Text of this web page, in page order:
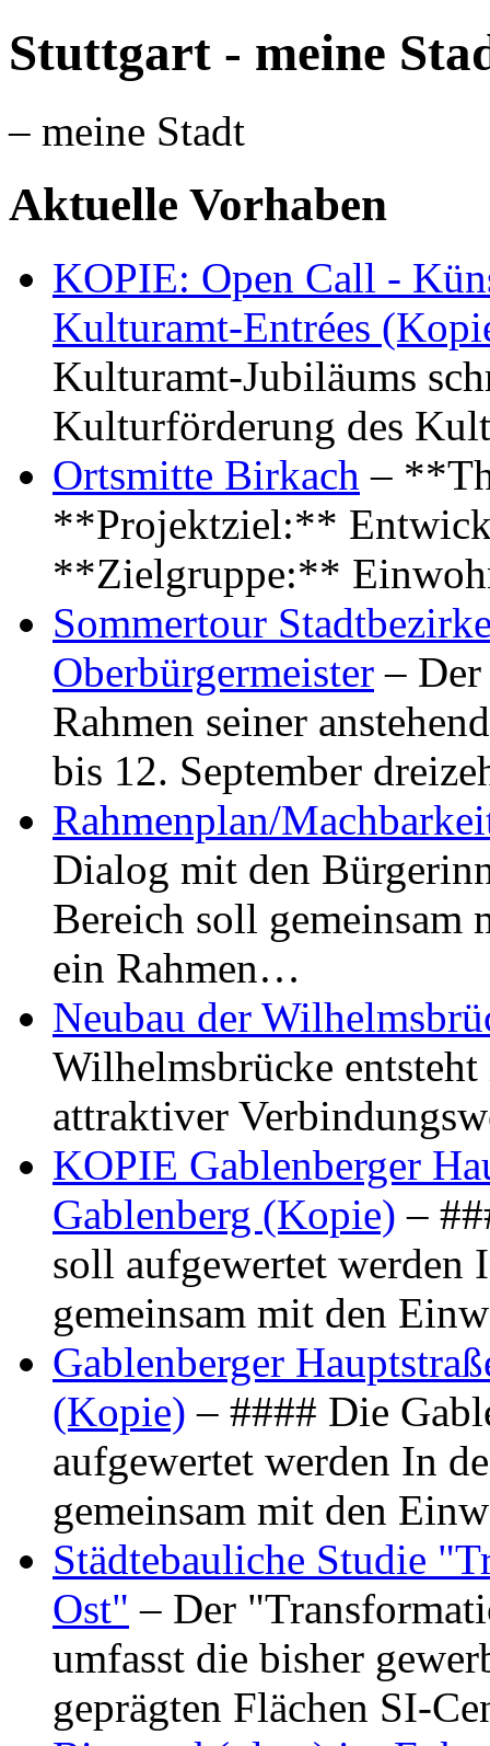
Stuttgart - meine
– meine Stadt
Aktuelle Vorhaben
KOPIE: Open Call -
Kulturamt-Entrées
Kulturamt-Jubiläums
Kulturförderung des
Ortsmitte Birkach –
**Projektziel:**
**Zielgruppe:**
Sommertour
Oberbürgermeister –
Rahmen seiner
bis 12. September
Rahmenplan/
Dialog mit den
Bereich soll gemeinsam
ein Rahmen…
Neubau der
Wilhelmsbrücke
attraktiver
KOPIE Gablenberger
Gablenberg (Kopie) –
soll aufgewertet werden
gemeinsam mit den
Gablenberger
(Kopie) – #### Die
aufgewertet werden In
gemeinsam mit den
Städtebauliche Studie
Ost" – Der
umfasst die bisher
geprägten Flächen SI-